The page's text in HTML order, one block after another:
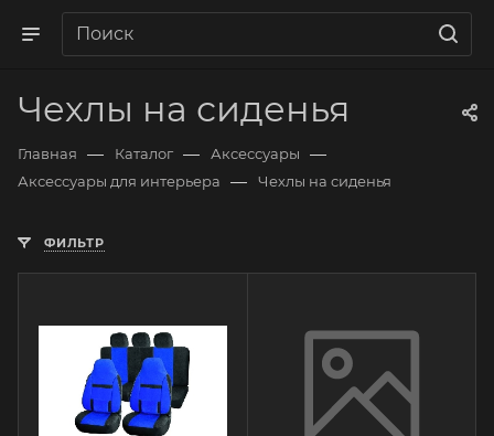
Чехлы на сиденья
Главная — Каталог — Аксессуары —
Аксессуары для интерьера — Чехлы на сиденья
ФИЛЬТР